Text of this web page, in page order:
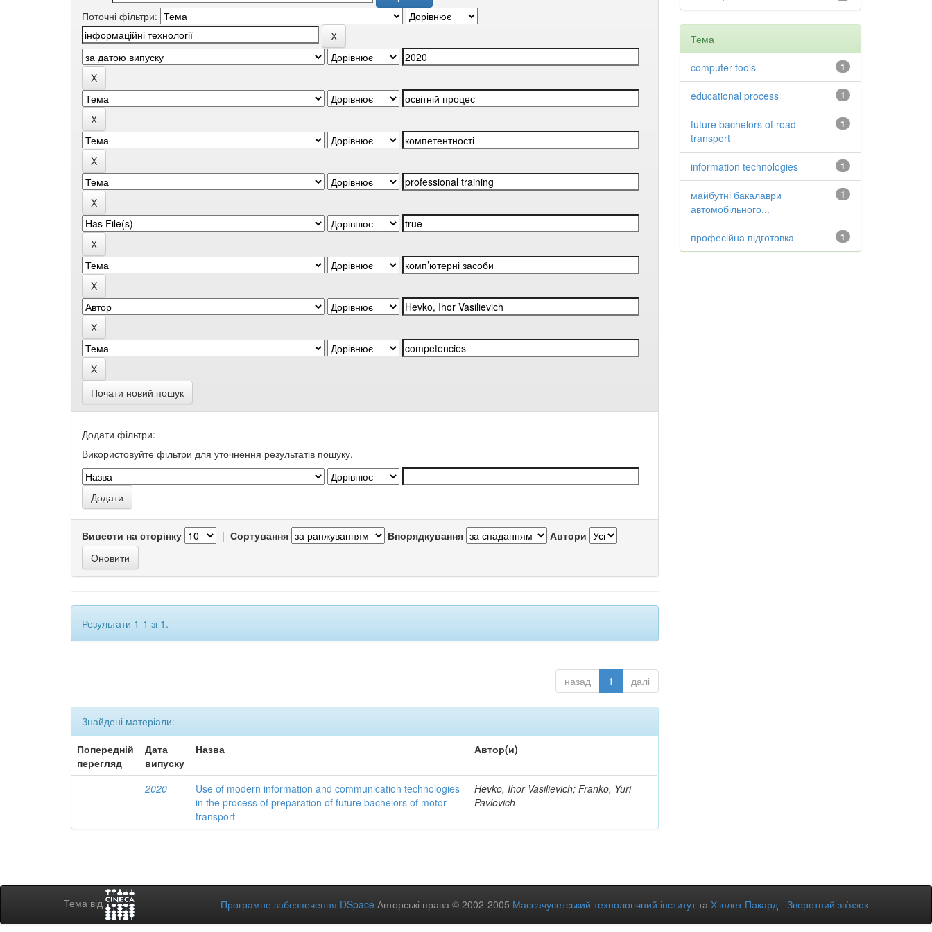
Поточні фільтри:
Почати новий пошук
Додати фільтри:
Використовуйте фільтри для уточнення результатів пошуку.
Вивести на сторінку | Сортування Впорядкування Автори
Результати 1-1 зі 1.
назад 1 далі
Знайдені матеріали:
Попередній
перегляд
Дата
випуску
Назва Автор(и)
2020
Use of modern information and communication technologies
in the process of preparation of future bachelors of motor
transport
Hevko, Ihor Vasilievich; Franko, Yuri
Pavlovich
Тема
1
computer tools
1
educational process
1
future bachelors of road
transport
1
information technologies
1
майбутні бакалаври
автомобільного...
1
професійна підготовка
Тема від Програмне забезпечення DSpace Авторські права © 2002-2005 Массачусетський технологічний інститутта Х’юлет Пакард - Зворотний зв’язок